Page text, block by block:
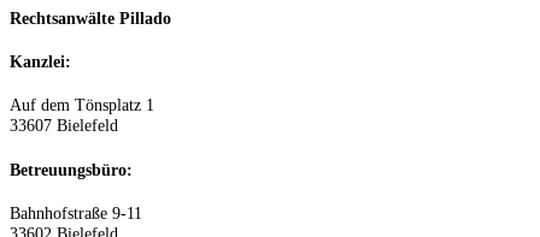
Rechtsanwälte Pillado
Kanzlei:
Auf dem Tönsplatz 1
33607 Bielefeld
Betreuungsbüro:
Bahnhofstraße 9-11